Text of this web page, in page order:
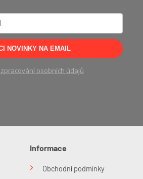
NOVINKY NA EMAIL
osobních údajů
Informace
Obchodní podmínky